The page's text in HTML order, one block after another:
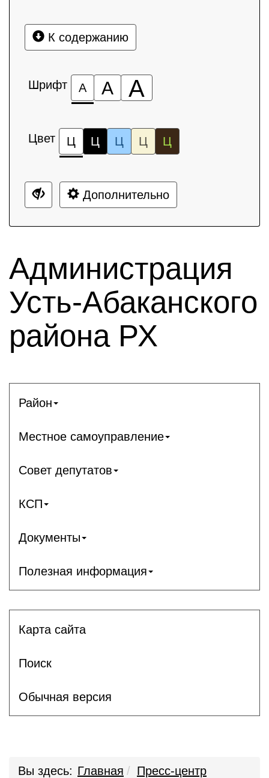
К содержанию
Шрифт А А А
Цвет Ц Ц Ц Ц Ц
Дополнительно
Администрация
Усть-Абаканского
района РХ
Район
Местное самоуправление
Совет депутатов
КСП
Документы
Полезная информация
Карта сайта
Поиск
Обычная версия
Вы здесь: Главная
Пресс-центр